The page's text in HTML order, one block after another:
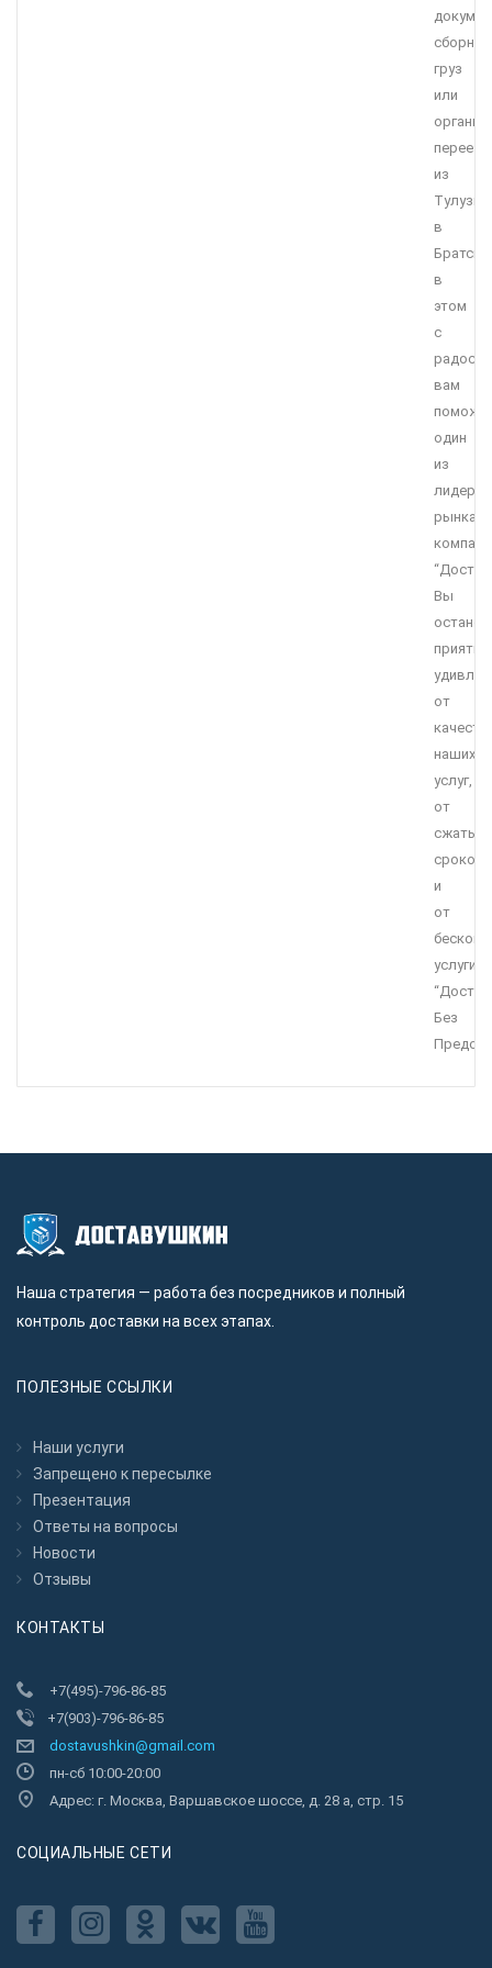
сборный
груз
или
переезд
из
Тулузы
в
Братск,
в
этом
с
вам
один
из
лидеров
рынка,
Вы
приятно
от
наших
услуг,
от
сжатых
сроков
и
от
услуги
Без
Наша стратегия — работа без посредников и полный
контроль доставки на всех этапах.
ПОЛЕЗНЫЕ ССЫЛКИ
Наши услуги
Запрещено к пересылкe
Презентация
Ответы на вопросы
Новости
Отзывы
КОНТАКТЫ
+7(495)-796-86-85
+7(903)-796-86-85
dostavushkin@gmail.com
пн-сб 10:00-20:00
Адрес: г. Москва, Варшавское шоссе, д. 28 а, стр. 15
CОЦИАЛЬНЫЕ СЕТИ